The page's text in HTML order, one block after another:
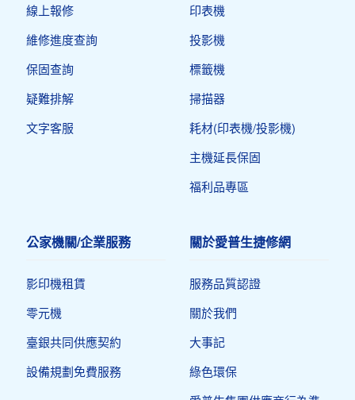
線上報修
維修進度查詢
保固查詢
疑難排解
文字客服
印表機​
投影機
標籤機
掃描器
耗材(印表機/投影機)
主機延長保固
福利品專區
公家機關/企業服務
影印機租賃
零元機
臺銀共同供應契約
設備規劃免費服務
關於愛普生捷修網
服務品質認證
關於我們
大事記
綠色環保